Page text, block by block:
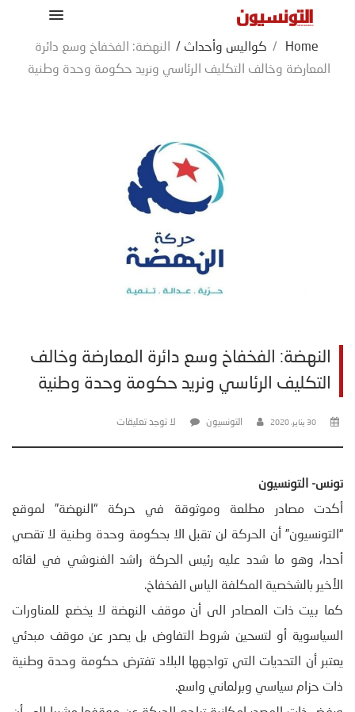
Home
/ كواليس وأحداث /
النهضة: الفخفاخ وسع دائرة
المعارضة وخالف التكليف الرئاسي ونريد حكومة وحدة وطنية
النهضة: الفخفاخ وسع دائرة المعارضة وخالف
التكليف الرئاسي ونريد حكومة وحدة وطنية
30 يناير، 2020 التونسيون لا توجد تعليقات
تونس- التونسيون
أكدت مصادر مطلعة وموثوقة في حركة “النهضة” لموقع
“التونسيون” أن الحركة لن تقبل الا بحكومة وحدة وطنية لا تقصي
أحدا، وهو ما شدد عليه رئيس الحركة راشد الغنوشي في لقائه
الأخير بالشخصية المكلفة الياس الفخفاخ.
كما بيت ذات المصادر الى أن موقف النهضة لا يخضع للمناورات
السياسوية أو لتسحين شروط التفاوض بل يصدر عن موقف مبدئي
يعتبر أن التحديات التي تواجهها البلاد تفترض حكومة وحدة وطنية
ذات حزام سياسي وبرلماني واسع.